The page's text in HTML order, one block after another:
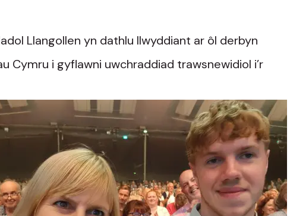
Llangollen yn dathlu llwyddiant ar ôl derbyn
Cymru i gyflawni uwchraddiad trawsnewidiol i’r